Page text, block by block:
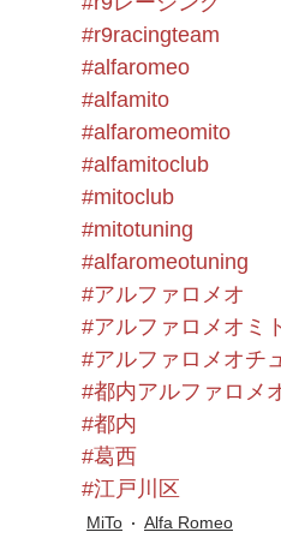
#r9racingteam
#alfaromeo
#alfamito
#alfaromeomito
#alfamitoclub
#mitoclub
#mitotuning
#alfaromeotuning
#アルファロメオ
#アルファロメオミ
#アルファロメオチ
#都内アルファロメ
#都内
#葛西
#江戸川区
MiTo Alfa Romeo